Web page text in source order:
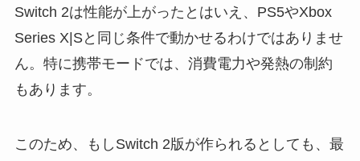
Switch 2は性能が上がったとはいえ、PS5やXbox
Series X|Sと同じ条件で動かせるわけではありませ
ん。特に携帯モードでは、消費電力や発熱の制約
もあります。
このため、もしSwitch 2版が作られるとしても、最